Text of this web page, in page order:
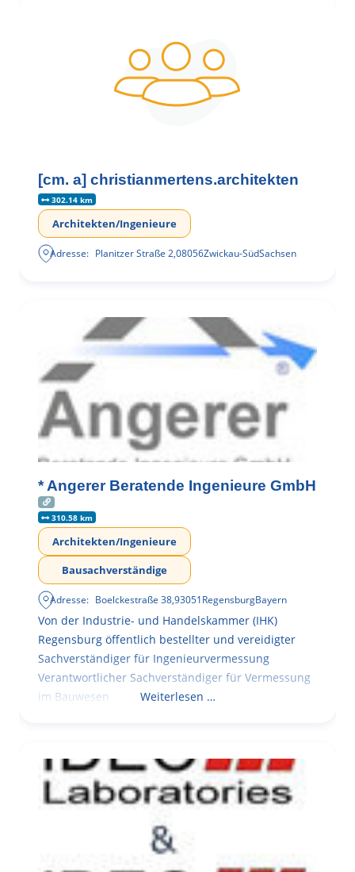
[cm. a] christianmertens.architekten
302.14 km
Architekten/Ingenieure
Adresse: Planitzer Straße 2,08056Zwickau-SüdSachsen
* Angerer Beratende Ingenieure GmbH
310.58 km
Architekten/Ingenieure
Bausachverständige
Adresse: Boelckestraße 38,93051RegensburgBayern
Von der Industrie- und Handelskammer (IHK)
Regensburg öffentlich bestellter und vereidigter
Sachverständiger für Ingenieurvermessung
Verantwortlicher Sachverständiger für Vermessung
im Bauwesen
Weiterlesen …